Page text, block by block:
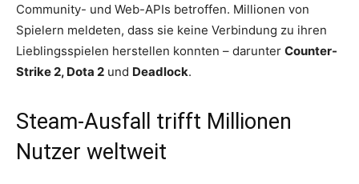
Community- und Web-APIs betroffen. Millionen von
Spielern meldeten, dass sie keine Verbindung zu ihren
Lieblingsspielen herstellen konnten – darunter Counter-
Strike 2, Dota 2 und Deadlock.
Steam-Ausfall trifft Millionen
Nutzer weltweit